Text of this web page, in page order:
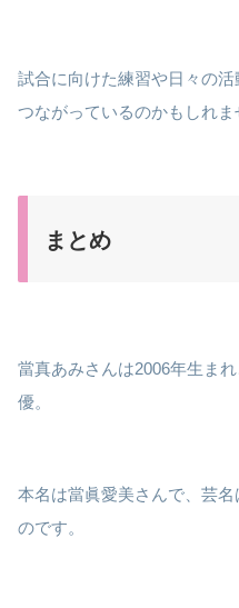
試合に向けた練習や日々の
つながっているのかもしれま
まとめ
當真あみさんは2006年生ま
優。
本名は當眞愛美さんで、芸
のです。